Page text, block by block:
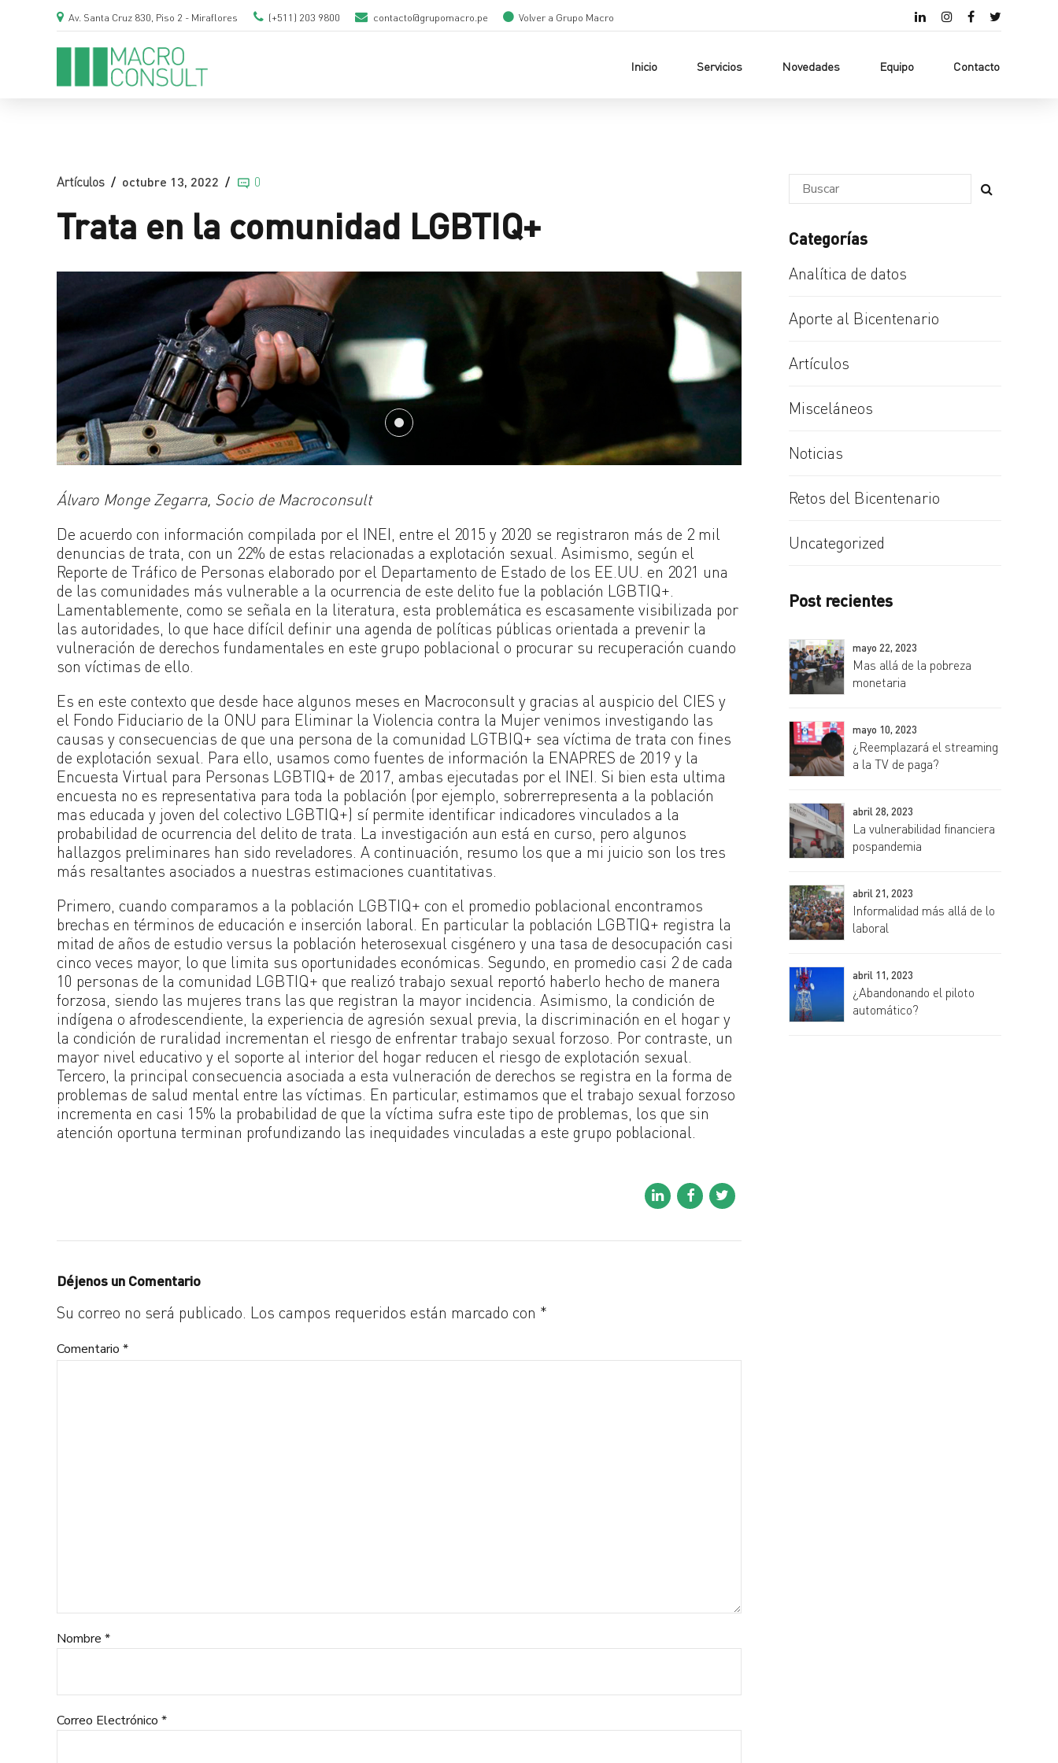
Av. Santa Cruz 830, Piso 2 - Miraflores (+511) 203 9800 contacto@grupomacro.pe Volver a Grupo Macro
Inicio Servicios Novedades Equipo Contacto
Artículos octubre 13, 2022 0
Trata en la comunidad LGBTIQ+
Álvaro Monge Zegarra, Socio de Macroconsult
De acuerdo con información compilada por el INEI, entre el 2015 y 2020 se registraron más de 2 mil
denuncias de trata, con un 22% de estas relacionadas a explotación sexual. Asimismo, según el
Reporte de Tráfico de Personas elaborado por el Departamento de Estado de los EE.UU. en 2021 una
de las comunidades más vulnerable a la ocurrencia de este delito fue la población LGBTIQ+.
Lamentablemente, como se señala en la literatura, esta problemática es escasamente visibilizada por
las autoridades, lo que hace difícil definir una agenda de políticas públicas orientada a prevenir la
vulneración de derechos fundamentales en este grupo poblacional o procurar su recuperación cuando
son víctimas de ello.
Es en este contexto que desde hace algunos meses en Macroconsult y gracias al auspicio del CIES y
el Fondo Fiduciario de la ONU para Eliminar la Violencia contra la Mujer venimos investigando las
causas y consecuencias de que una persona de la comunidad LGTBIQ+ sea víctima de trata con fines
de explotación sexual. Para ello, usamos como fuentes de información la ENAPRES de 2019 y la
Encuesta Virtual para Personas LGBTIQ+ de 2017, ambas ejecutadas por el INEI. Si bien esta ultima
encuesta no es representativa para toda la población (por ejemplo, sobrerrepresenta a la población
mas educada y joven del colectivo LGBTIQ+) sí permite identificar indicadores vinculados a la
probabilidad de ocurrencia del delito de trata. La investigación aun está en curso, pero algunos
hallazgos preliminares han sido reveladores. A continuación, resumo los que a mi juicio son los tres
más resaltantes asociados a nuestras estimaciones cuantitativas.
Primero, cuando comparamos a la población LGBTIQ+ con el promedio poblacional encontramos
brechas en términos de educación e inserción laboral. En particular la población LGBTIQ+ registra la
mitad de años de estudio versus la población heterosexual cisgénero y una tasa de desocupación casi
cinco veces mayor, lo que limita sus oportunidades económicas. Segundo, en promedio casi 2 de cada
10 personas de la comunidad LGBTIQ+ que realizó trabajo sexual reportó haberlo hecho de manera
forzosa, siendo las mujeres trans las que registran la mayor incidencia. Asimismo, la condición de
indígena o afrodescendiente, la experiencia de agresión sexual previa, la discriminación en el hogar y
la condición de ruralidad incrementan el riesgo de enfrentar trabajo sexual forzoso. Por contraste, un
mayor nivel educativo y el soporte al interior del hogar reducen el riesgo de explotación sexual.
Tercero, la principal consecuencia asociada a esta vulneración de derechos se registra en la forma de
problemas de salud mental entre las víctimas. En particular, estimamos que el trabajo sexual forzoso
incrementa en casi 15% la probabilidad de que la víctima sufra este tipo de problemas, los que sin
atención oportuna terminan profundizando las inequidades vinculadas a este grupo poblacional.
Déjenos un Comentario
Su correo no será publicado. Los campos requeridos están marcado con *
Comentario *
Nombre *
Correo Electrónico *
Categorías
Analítica de datos
Aporte al Bicentenario
Artículos
Misceláneos
Noticias
Retos del Bicentenario
Uncategorized
Post recientes
mayo 22, 2023
Mas allá de la pobreza
monetaria
mayo 10, 2023
¿Reemplazará el streaming
a la TV de paga?
abril 28, 2023
La vulnerabilidad financiera
pospandemia
abril 21, 2023
Informalidad más allá de lo
laboral
abril 11, 2023
¿Abandonando el piloto
automático?